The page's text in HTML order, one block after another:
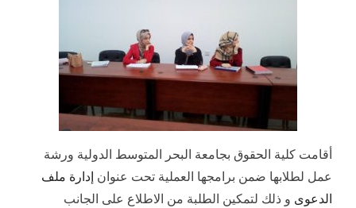
أقامت كلية الحقوق بجامعة البحر المتوسط الدولية ورشة
عمل لطلابها ضمن برامجها العملية تحت عنوان إدارة ملف
الدعوى و ذلك لتمكين الطلبة من الاطلاع على الجانب